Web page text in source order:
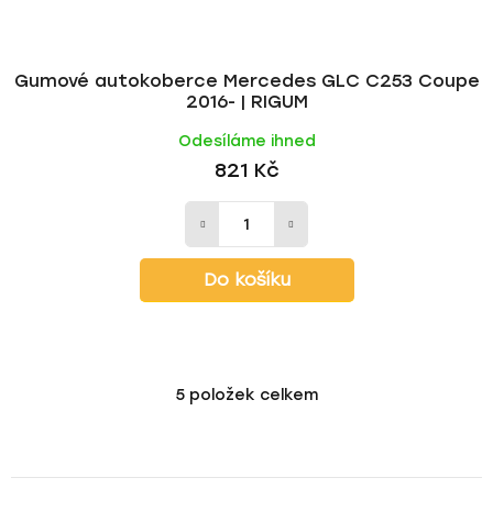
Gumové autokoberce Mercedes GLC C253 Coupe
2016- | RIGUM
Odesíláme ihned
821 Kč
Do košíku
O
á
5položek celkem